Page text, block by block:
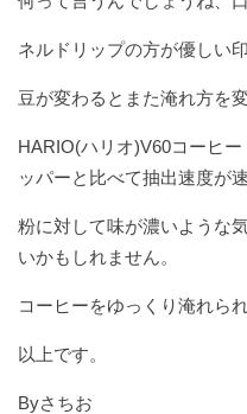
ネルドリップの方が優しい
豆が変わるとまた淹れ方を
HARIO(ハリオ)V60コーヒ
ッパーと比べて抽出速度が
粉に対して味が濃いような
いかもしれません。
コーヒーをゆっくり淹れら
以上です。
Byさちお